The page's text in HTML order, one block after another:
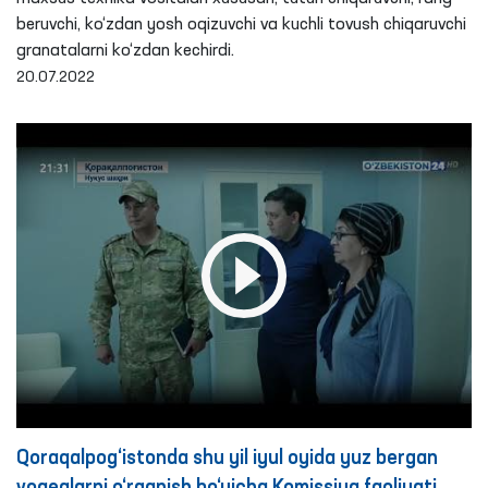
beruvchi, ko‘zdan yosh oqizuvchi va kuchli tovush chiqaruvchi
granatalarni ko‘zdan kechirdi.
20.07.2022
Qoraqalpog‘istonda shu yil iyul oyida yuz bergan